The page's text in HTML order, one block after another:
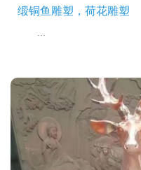
缎铜鱼雕塑，荷花雕塑
...